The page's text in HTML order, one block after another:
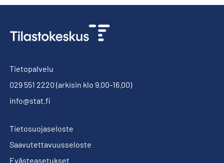
Tietopalvelu
029 551 2220 (arkisin klo 9.00-16.00)
info@stat.fi
Tietosuojaseloste
Saavutettavuusseloste
Evästeasetukset